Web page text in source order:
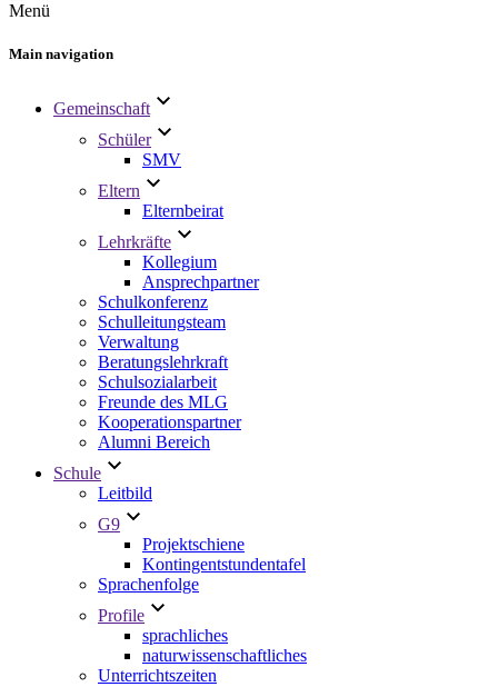
Menü
Main navigation
Gemeinschaft
Schüler
SMV
Eltern
Elternbeirat
Lehrkräfte
Kollegium
Ansprechpartner
Schulkonferenz
Schulleitungsteam
Verwaltung
Beratungslehrkraft
Schulsozialarbeit
Freunde des MLG
Kooperationspartner
Alumni Bereich
Schule
Leitbild
G9
Projektschiene
Kontingentstundentafel
Sprachenfolge
Profile
sprachliches
naturwissenschaftliches
Unterrichtszeiten